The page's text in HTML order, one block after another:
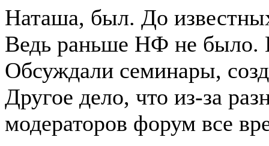
Наташа, был. До
Ведь раньше НФ не было.
Обсуждали семинары,
Другое дело, что из-за
модераторов форум все